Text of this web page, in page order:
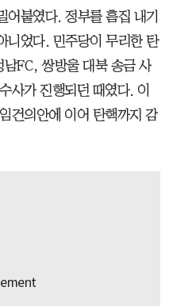
어붙였다. 정부를 흠집 내기
니었다. 민주당이 무리한 탄
FC, 쌍방울 대북 송금 사
사가 진행되던 때였다. 이
건의안에 이어 탄핵까지 감